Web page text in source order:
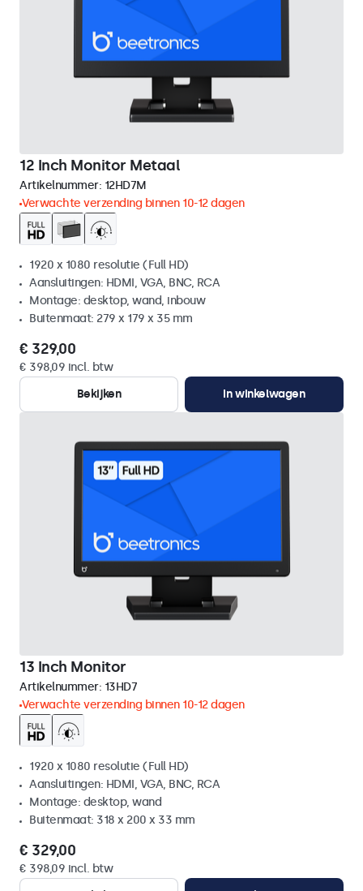
12 Inch Monitor Metaal
Artikelnummer: 12HD7M
Verwachte verzending binnen 10-12 dagen
1920 x 1080 resolutie (Full HD)
Aansluitingen: HDMI, VGA, BNC, RCA
Montage: desktop, wand, inbouw
Buitenmaat: 279 x 179 x 35 mm
€ 329,00
€ 398,09 incl. btw
Bekijken
In winkelwagen
13 Inch Monitor
Artikelnummer: 13HD7
Verwachte verzending binnen 10-12 dagen
1920 x 1080 resolutie (Full HD)
Aansluitingen: HDMI, VGA, BNC, RCA
Montage: desktop, wand
Buitenmaat: 318 x 200 x 33 mm
€ 329,00
€ 398,09 incl. btw